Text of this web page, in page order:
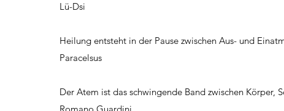
Lü-Dsi
Heilung entsteht in der Pause zwischen Aus- und
Paracelsus
Der Atem ist das schwingende Band zwischen Körper,